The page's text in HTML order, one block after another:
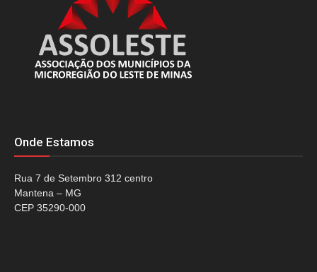
Onde Estamos
Rua 7 de Setembro 312 centro
Mantena – MG
CEP 35290-000